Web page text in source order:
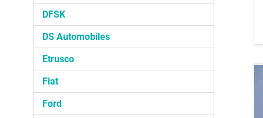
DFSK
DS Automobiles
Etrusco
Fiat
Ford